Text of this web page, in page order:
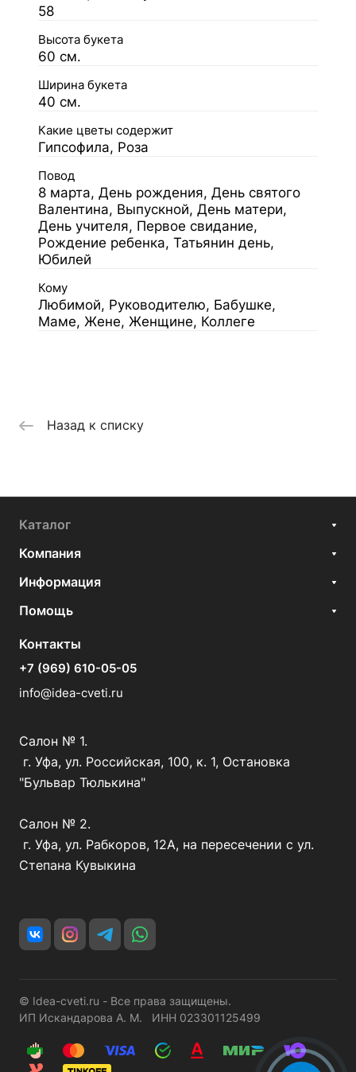
58
Высота букета
60 см.
Ширина букета
40 см.
Какие цветы содержит
Гипсофила, Роза
Повод
8 марта, День рождения, День святого
Валентина, Выпускной, День матери,
День учителя, Первое свидание,
Рождение ребенка, Татьянин день,
Юбилей
Кому
Любимой, Руководителю, Бабушке,
Маме, Жене, Женщине, Коллеге
Назад к списку
Каталог
Компания
Информация
Помощь
Контакты
+7 (969) 610-05-05
info@idea-cveti.ru
Салон № 1.
г. Уфа, ул. Российская, 100, к. 1, Остановка
"Бульвар Тюлькина"
Салон № 2.
г. Уфа, ул. Рабкоров, 12А, на пересечении с ул.
Степана Кувыкина
© Idea-cveti.ru - Все права защищены.
ИП Искандарова А. М. ИНН 023301125499